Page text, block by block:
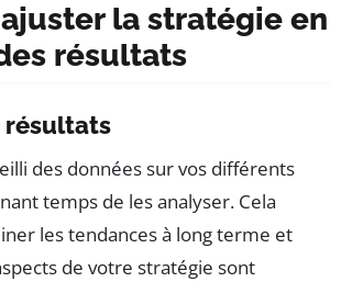
la stratégie en
résultats
résultats
des données sur vos différents
temps de les analyser. Cela
les tendances à long terme et
de votre stratégie sont